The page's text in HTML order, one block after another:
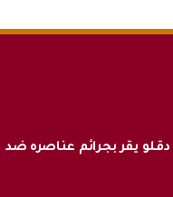
دقلو يقر بجرائم عناصره ضد